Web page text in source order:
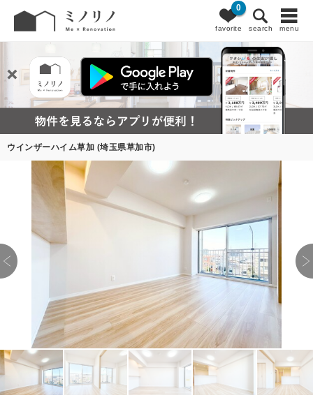
favorite
0
search menu
ウインザーハイム草加 (埼玉県草加市)